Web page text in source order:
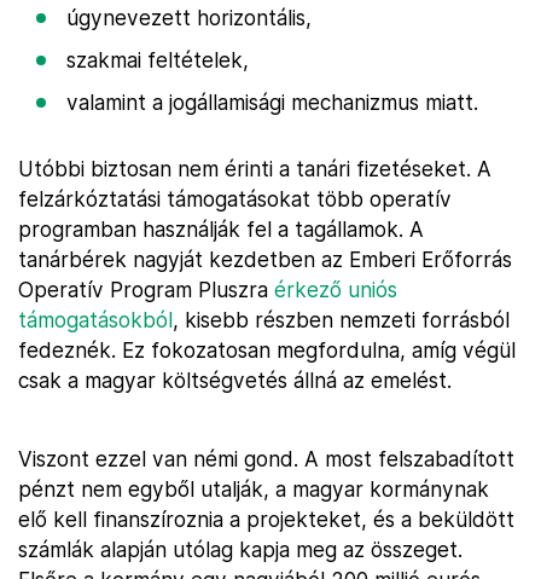
úgynevezett horizontális,
szakmai feltételek,
valamint a jogállamisági mechanizmus miatt.
Utóbbi biztosan nem érinti a tanári fizetéseket. A
felzárkóztatási támogatásokat több operatív
programban használják fel a tagállamok. A
tanárbérek nagyját kezdetben az Emberi Erőforrás
Operatív Program Pluszra érkező uniós
támogatásokból, kisebb részben nemzeti forrásból
fedeznék. Ez fokozatosan megfordulna, amíg végül
csak a magyar költségvetés állná az emelést.
Viszont ezzel van némi gond. A most felszabadított
pénzt nem egyből utalják, a magyar kormánynak
elő kell finanszíroznia a projekteket, és a beküldött
számlák alapján utólag kapja meg az összeget.